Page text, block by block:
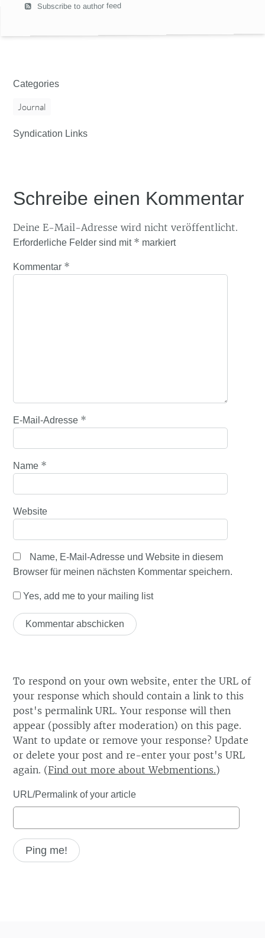
Subscribe to author feed
Categories
Journal
Syndication Links
Schreibe einen Kommentar
Deine E-Mail-Adresse wird nicht veröffentlicht.
Erforderliche Felder sind mit * markiert
Kommentar *
E-Mail-Adresse *
Name *
Website
Name, E-Mail-Adresse und Website in diesem
Browser für meinen nächsten Kommentar speichern.
Yes, add me to your mailing list
To respond on your own website, enter the URL of
your response which should contain a link to this
post's permalink URL. Your response will then
appear (possibly after moderation) on this page.
Want to update or remove your response? Update
or delete your post and re-enter your post's URL
again. (Find out more about Webmentions.)
URL/Permalink of your article